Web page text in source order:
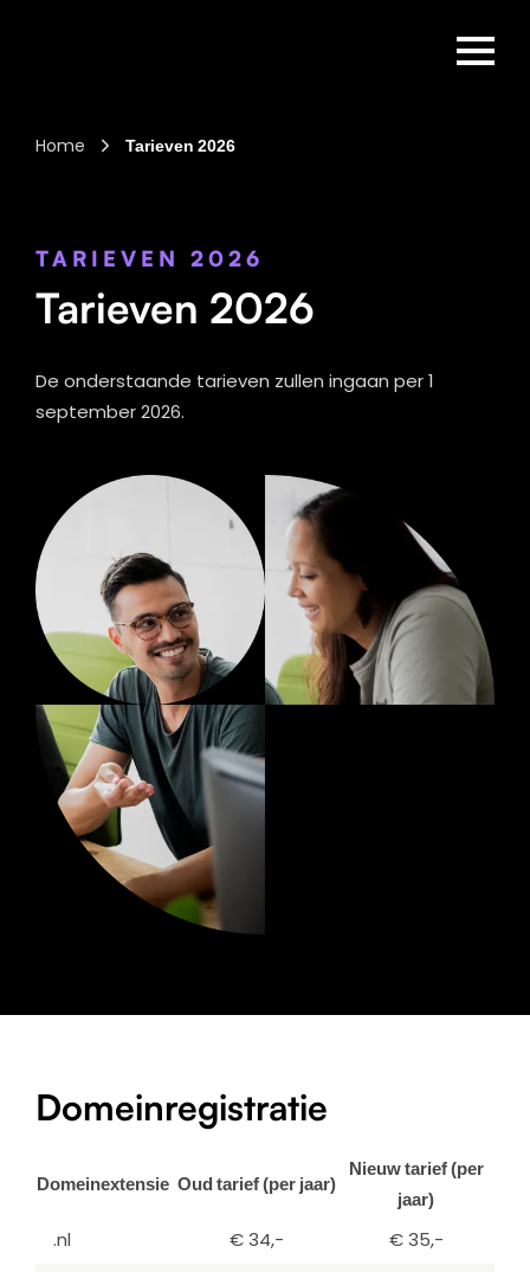
Home Tarieven 2026
TARIEVEN 2026
Tarieven 2026
De onderstaande tarieven zullen ingaan per 1
september 2026.
Domeinregistratie
Domeinextensie Oud tarief (per jaar)
Nieuw tarief (per
jaar)
.nl
€ 34,-
€ 35,-